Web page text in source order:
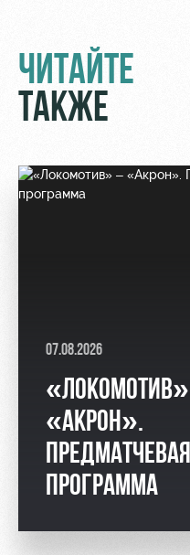
ЧИТАЙТЕ
ТАКЖЕ
07.08.2026
«АКРОН».
ПРЕДМАТЧЕВАЯ
ПРОГРАММА